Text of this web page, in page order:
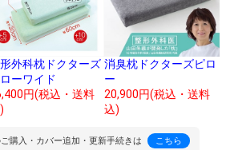
外科枕ドクターズ
ーワイド
円(税込・送料
消臭枕ドクターズピロ
ー
20,900円(税込・送料
込)
購入・カバー追加・更新手続きは こちら